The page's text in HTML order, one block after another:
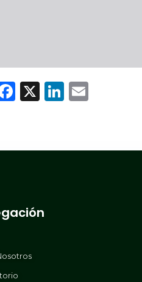
Facebook
X LinkedIn